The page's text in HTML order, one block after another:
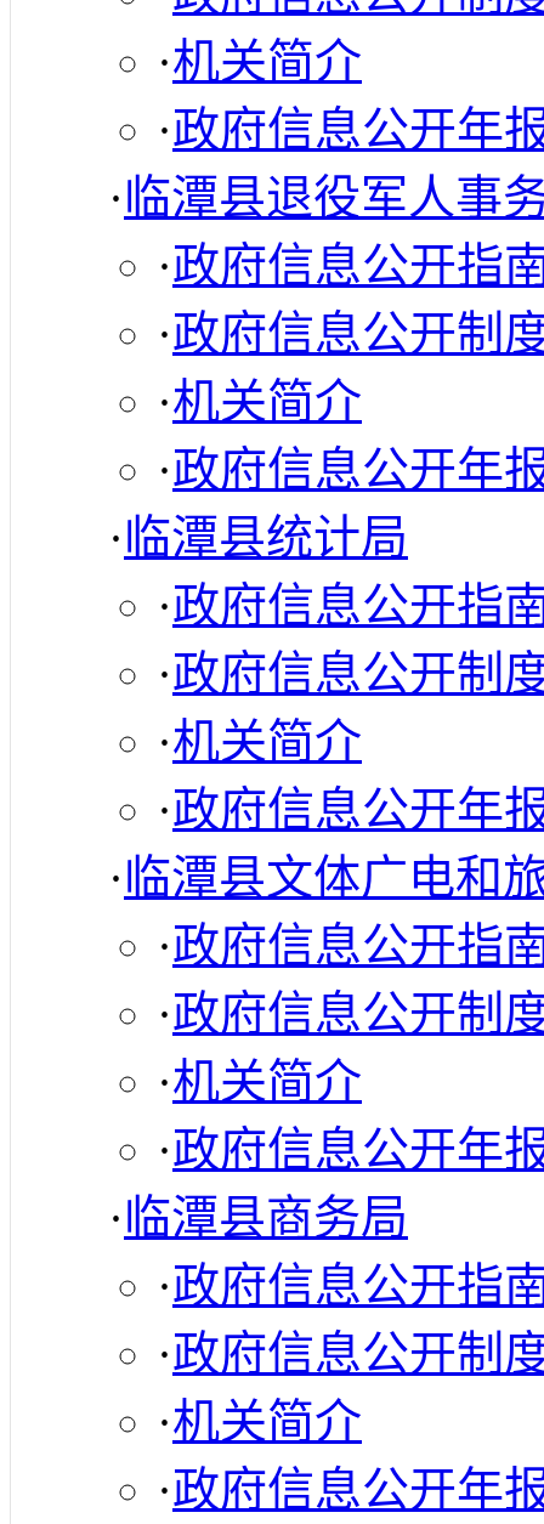
·机关简介
·政府信息公开年
·临潭县退役军人事
·政府信息公开指
·政府信息公开制
·机关简介
·政府信息公开年
·临潭县统计局
·政府信息公开指
·政府信息公开制
·机关简介
·政府信息公开年
·临潭县文体广电和
·政府信息公开指
·政府信息公开制
·机关简介
·政府信息公开年
·临潭县商务局
·政府信息公开指
·政府信息公开制
·机关简介
·政府信息公开年